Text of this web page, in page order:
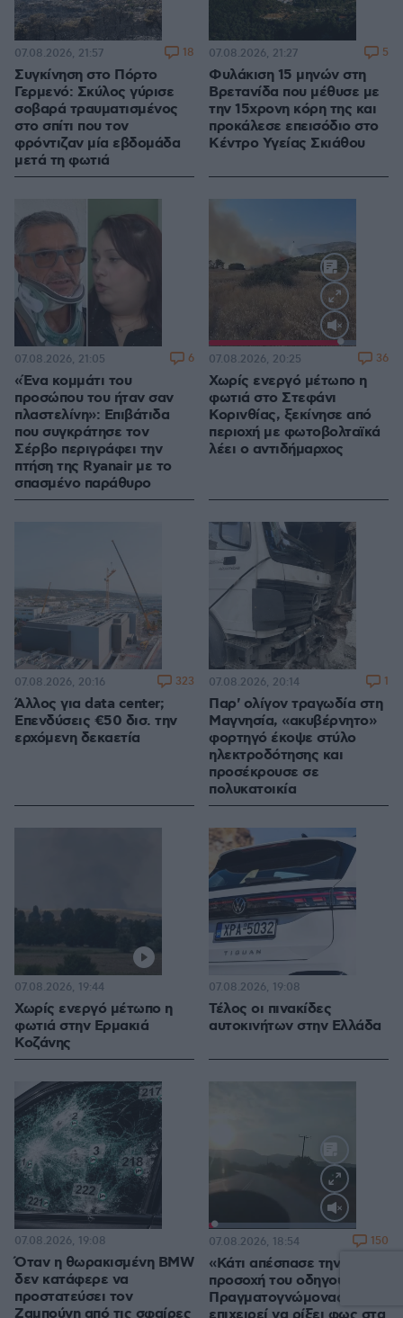
Συγκίνηση στο Πόρτο
Γερμενό: Σκύλος γύρισε
σοβαρά τραυματισμένος
στο σπίτι που τον
φρόντιζαν μία εβδομάδα
μετά τη φωτιά
07.08.2026, 21:57 18
Φυλάκιση 15 μηνών στη
Βρετανίδα που μέθυσε με
την 15χρονη κόρη της και
προκάλεσε επεισόδιο στο
Κέντρο Υγείας Σκιάθου
07.08.2026, 21:27 5
«Ένα κομμάτι του
προσώπου του ήταν σαν
πλαστελίνη»: Επιβάτιδα
που συγκράτησε τον
Σέρβο περιγράφει την
πτήση της Ryanair με το
σπασμένο παράθυρο
07.08.2026, 21:05 6
Loaded:
100.00%
Χωρίς ενεργό μέτωπο η
φωτιά στο Στεφάνι
Κορινθίας, ξεκίνησε από
περιοχή με φωτοβολταϊκά
λέει ο αντιδήμαρχος
07.08.2026, 20:25 36
Άλλος για data center;
Επενδύσεις €50 δισ. την
ερχόμενη δεκαετία
07.08.2026, 20:16 323
Παρ' ολίγον τραγωδία στη
Μαγνησία, «ακυβέρνητο»
φορτηγό έκοψε στύλο
ηλεκτροδότησης και
προσέκρουσε σε
πολυκατοικία
07.08.2026, 20:14 1
Χωρίς ενεργό μέτωπο η
φωτιά στην Ερμακιά
Κοζάνης
07.08.2026, 19:44
Τέλος οι πινακίδες
αυτοκινήτων στην Ελλάδα
07.08.2026, 19:08
Όταν η θωρακισμένη BMW
δεν κατάφερε να
προστατεύσει τον
Ζαμπούνη από τις σφαίρες
07.08.2026, 19:08
Loaded:
100.00%
«Κάτι απέσπασε την
προσοχή του οδηγού»:
Πραγματογνώμονας
07.08.2026, 18:54 150